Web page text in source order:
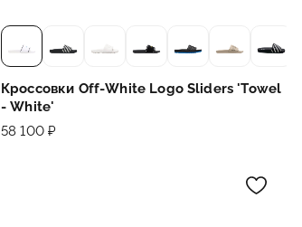
Кроссовки Off-White Logo Sliders 'Towel
- White'
58 100 ₽